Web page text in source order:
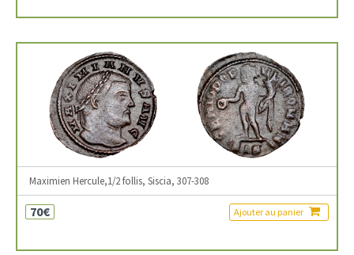
Maximien Hercule,1/2 follis, Siscia, 307-308
70€ Ajouter au panier